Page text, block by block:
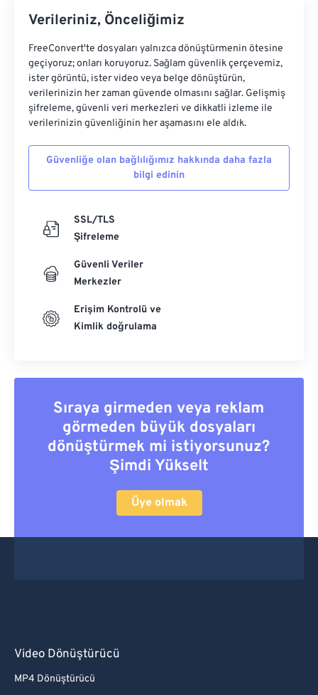
Verileriniz, Önceliğimiz
FreeConvert'te dosyaları yalnızca dönüştürmenin ötesine
geçiyoruz; onları koruyoruz. Sağlam güvenlik çerçevemiz,
ister görüntü, ister video veya belge dönüştürün,
verilerinizin her zaman güvende olmasını sağlar. Gelişmiş
şifreleme, güvenli veri merkezleri ve dikkatli izleme ile
verilerinizin güvenliğinin her aşamasını ele aldık.
Güvenliğe olan bağlılığımız hakkında daha fazla
bilgi edinin
SSL/TLS
Şifreleme
Güvenli Veriler
Merkezler
Erişim Kontrolü ve
Kimlik doğrulama
Sıraya girmeden veya reklam
görmeden büyük dosyaları
dönüştürmek mi istiyorsunuz?
Şimdi Yükselt
Üye olmak
Video Dönüştürücü
MP4 Dönüştürücü